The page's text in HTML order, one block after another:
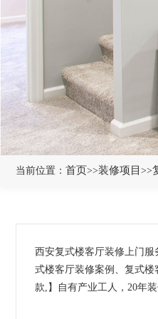
当前位置： 首页>>装修项目 >>
西安复式楼客厅装修上门
式楼客厅装修案例、复式
款,】自有产业工人，20年